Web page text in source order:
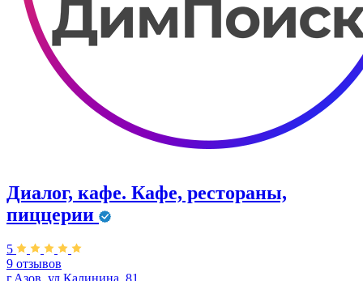
Диалог, кафе. Кафе, рестораны,
пиццерии
5
9 отзывов
г.Азов, ул.Калинина, 81